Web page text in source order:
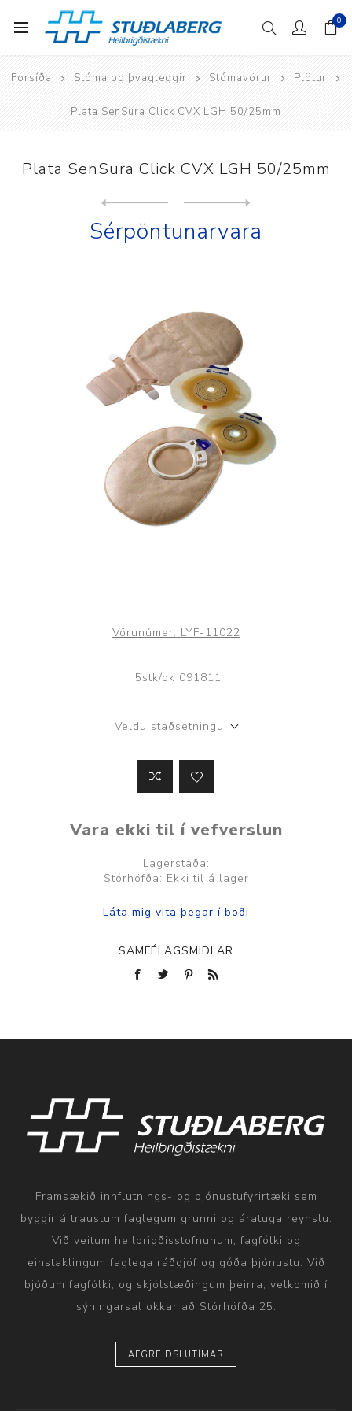
0
Forsíða Stóma og þvagleggir Stómavörur Plötur
Plata SenSura Click CVX LGH 50/25mm
Plata SenSura Click CVX LGH 50/25mm
Sérpöntunarvara
Vörunúmer: LYF-11022
5stk/pk 091811
Veldu staðsetningu
Vara ekki til í vefverslun
Lagerstaða:
Stórhöfða: Ekki til á lager
SAMFÉLAGSMIÐLAR
Framsækið innflutnings- og þjónustufyrirtæki sem
byggir á traustum faglegum grunni og áratuga reynslu.
Við veitum heilbrigðisstofnunum, fagfólki og
einstaklingum faglega ráðgjöf og góða þjónustu. Við
bjóðum fagfólki, og skjólstæðingum þeirra, velkomið í
sýningarsal okkar að Stórhöfða 25.
AFGREIÐSLUTÍMAR